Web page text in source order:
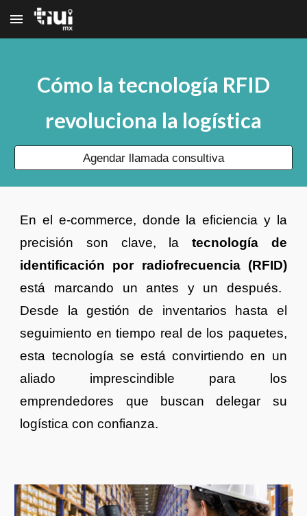
Skip to main content
Cómo la tecnología RFID
revoluciona la logística
Agendar llamada consultiva
En el e-commerce, donde la eficiencia y la
precisión son clave, la tecnología de
identificación por radiofrecuencia (RFID)
está marcando un antes y un después.
Desde la gestión de inventarios hasta el
seguimiento en tiempo real de los paquetes,
esta tecnología se está convirtiendo en un
aliado imprescindible para los
emprendedores que buscan delegar su
logística con confianza.